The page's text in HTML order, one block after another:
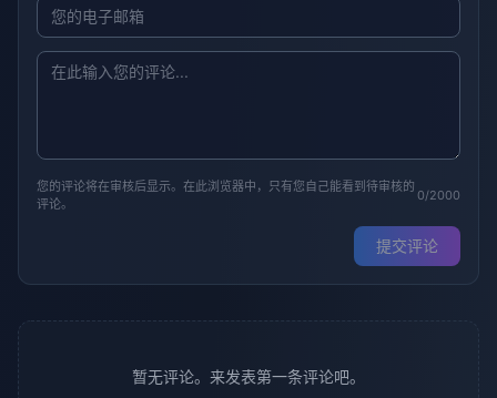
您的评论将在审核后显示。在此浏览器中，只有您自己能看到待审核的
评论。
0/2000
提交评论
暂无评论。来发表第一条评论吧。